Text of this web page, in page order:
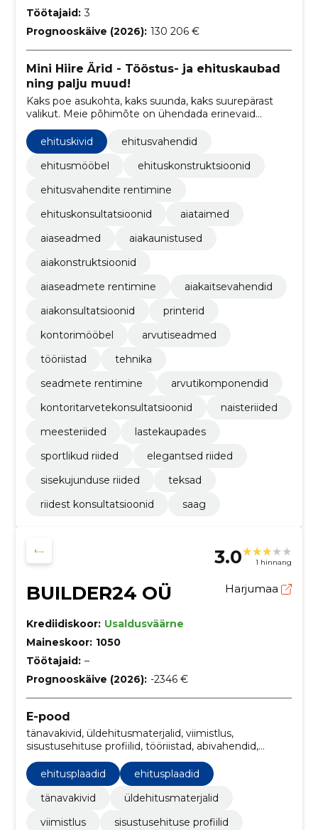
Töötajaid: 3
Prognooskäive (2026): 130 206 €
Mini Hiire Ärid - Tööstus- ja ehituskaubad
ning palju muud!
Kaks poe asukohta, kaks suunda, kaks suurepärast
valikut. Meie põhimõte on ühendada erinevaid
kvaliteetseid tooteid.
ehituskivid
ehitusvahendid
ehitusmööbel
ehituskonstruktsioonid
ehitusvahendite rentimine
ehituskonsultatsioonid
aiataimed
aiaseadmed
aiakaunistused
aiakonstruktsioonid
aiaseadmete rentimine
aiakaitsevahendid
aiakonsultatsioonid
printerid
kontorimööbel
arvutiseadmed
tööriistad
tehnika
seadmete rentimine
arvutikomponendid
kontoritarvetekonsultatsioonid
naisteriided
meesteriided
lastekaupades
sportlikud riided
elegantsed riided
sisekujunduse riided
teksad
riidest konsultatsioonid
saag
3.0 1 hinnang
BUILDER24 OÜ Harjumaa
Krediidiskoor: Usaldusväärne
Maineskoor: 1050
Töötajaid: –
Prognooskäive (2026): -2346 €
E-pood
tänavakivid, üldehitusmaterjalid, viimistlus,
sisustusehituse profiilid, tööriistad, abivahendid,
segud ja pahtlid, armeerimisvõrgud, karkass,
ehitusplaadid
ehitusplaadid
ehitusplaadid
tänavakivid
üldehitusmaterjalid
viimistlus
sisustusehituse profiilid